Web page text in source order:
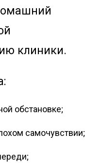
клиники.
обстановке;
самочувствии;